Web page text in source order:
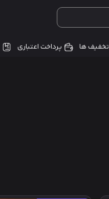
تخفیف ها پرداخت اعتباری